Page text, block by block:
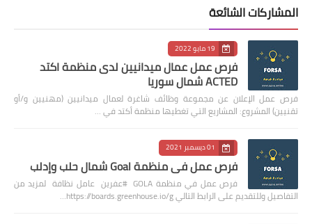
المشاركات الشائعة
19 مايو 2022
فرص عمل عمال ميدانيين لدى منظمة اكتد
ACTED شمال سوريا
فرص عمل الإعلان عن مجموعة وظائف شاغرة لعمال ميدانيين (مهنيين و/أو
تقنيين) المشروع: المشاريع التي تغطيها منظمة أكتد في …
01 ديسمبر 2021
فرص عمل في منظمة Goal شمال حلب وإدلب
فرص عمل في منظمة GOLA #عفرين عامل نظافة لمزيد من
التفاصيل وللتقديم على الرابط التالي https://boards.greenhouse.io/g…